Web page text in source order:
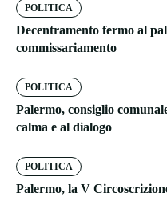
POLITICA
Decentramento fermo al
commissariamento
POLITICA
Palermo, consiglio
calma e al dialogo
POLITICA
Palermo, la V